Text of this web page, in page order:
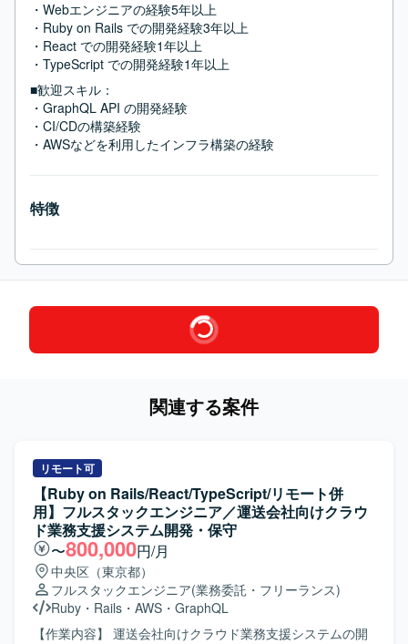
・Webエンジニアの経験5年以上
・Ruby on Rails での開発経験3年以上
・React での開発経験1年以上
・TypeScript での開発経験1年以上
■歓迎スキル：
・GraphQL API の開発経験
・CI/CDの構築経験
・AWSなどを利用したインフラ構築の経験
特徴
関連する案件
リモート可
【Ruby on Rails/React/TypeScript/リモート併
用】フルスタックエンジニア／運送会社向けクラウ
ド業務支援システム開発・保守
〜800,000円/月
中央区（東京都）
フルスタックエンジニア(業務委託・フリーランス)
Ruby ・ Rails ・ AWS ・ GraphQL
【作業内容】 運送会社向けクラウド業務支援システムの開